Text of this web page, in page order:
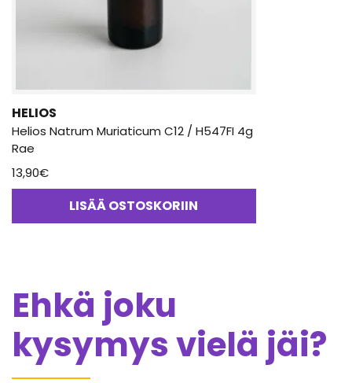
HELIOS
Helios Natrum Muriaticum C12 / H547FI 4g
Rae
13,90€
LISÄÄ OSTOSKORIIN
Ehkä joku
kysymys vielä jäi?